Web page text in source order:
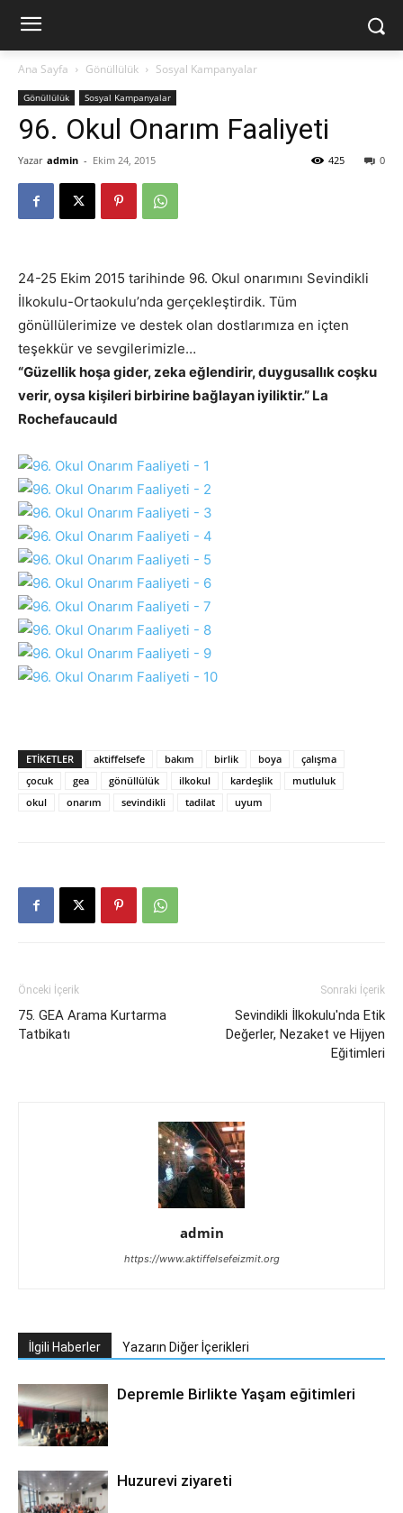
Ana Sayfa Gönüllülük Sosyal Kampanyalar
Gönüllülük Sosyal Kampanyalar
96. Okul Onarım Faaliyeti
Yazar admin - Ekim 24, 2015 0
425
24-25 Ekim 2015 tarihinde 96. Okul onarımını Sevindikli
İlkokulu-Ortaokulu’nda gerçekleştirdik. Tüm
gönüllülerimize ve destek olan dostlarımıza en içten
teşekkür ve sevgilerimizle…
“Güzellik hoşa gider, zeka eğlendirir, duygusallık coşku
verir, oysa kişileri birbirine bağlayan iyiliktir.” La
Rochefaucauld
ETIKETLER aktiffelsefe bakım birlik boya
çalışma
çocuk
gea gönüllülük ilkokul kardeşlik
mutluluk
okul
onarım sevindikli tadilat uyum
Önceki İçerik
75. GEA Arama Kurtarma
Tatbikatı
Sonraki İçerik
Sevindikli İlkokulu'nda Etik
Değerler, Nezaket ve Hijyen
Eğitimleri
admin
https://www.aktiffelsefeizmit.org
İlgili Haberler Yazarın Diğer İçerikleri
Depremle Birlikte Yaşam eğitimleri
Huzurevi ziyareti